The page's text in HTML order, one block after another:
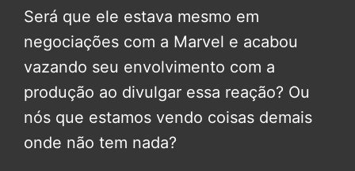
Será que ele estava mesmo em
negociações com a Marvel e acabou
vazando seu envolvimento com a
produção ao divulgar essa reação? Ou
nós que estamos vendo coisas demais
onde não tem nada?